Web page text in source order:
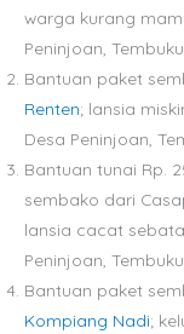
warga kurang
Peninjoan,
Bantuan paket
Renten; lansia
Desa Peninjoan,
Bantuan tunai Rp.
sembako dari
lansia cacat
Peninjoan,
Bantuan paket
Kompiang Nadi;